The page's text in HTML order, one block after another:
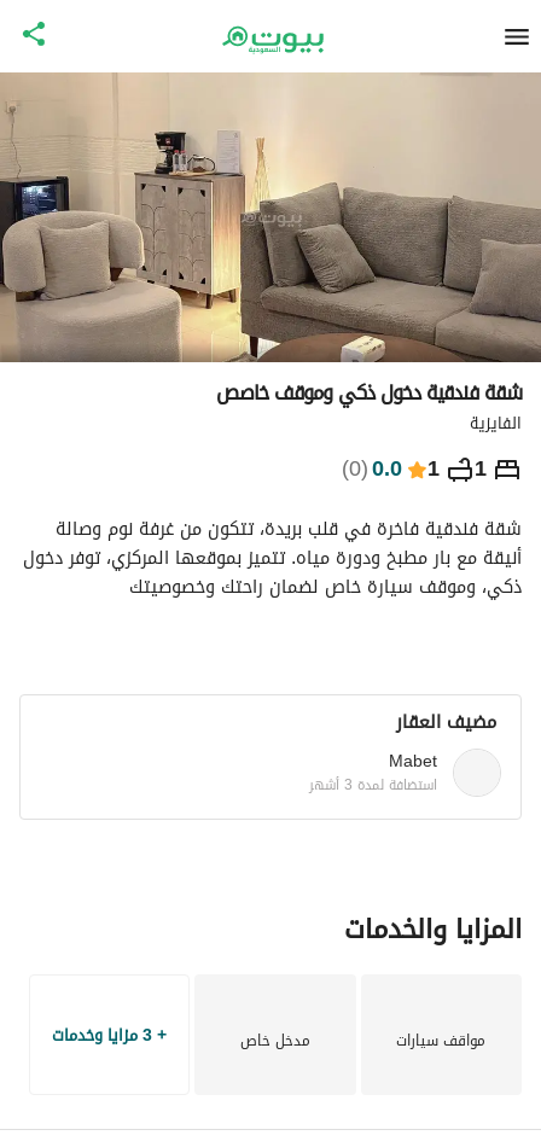
شقة فندقية دخول ذكي وموقف خاصص
الفايزية
1
1
0.0
(
0
) ⃁
244 ليلة
التفاصيل الاماكن القريبة معلومات وزارة السياحة
ذكي، وموقف سيارة خاص لضمان راحتك وخصوصيتك
مضيف العقار
Mabet
استضافة لمدة 3 أشهر
المزايا والخدمات
مواقف سيارات مدخل خاص + 3 مزايا وخدمات